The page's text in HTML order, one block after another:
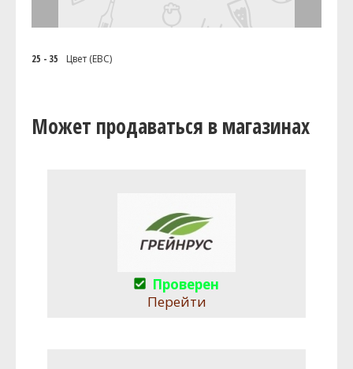
25 - 35 Цвет (EBC)
Может продаваться в магазинах
Проверен
Перейти